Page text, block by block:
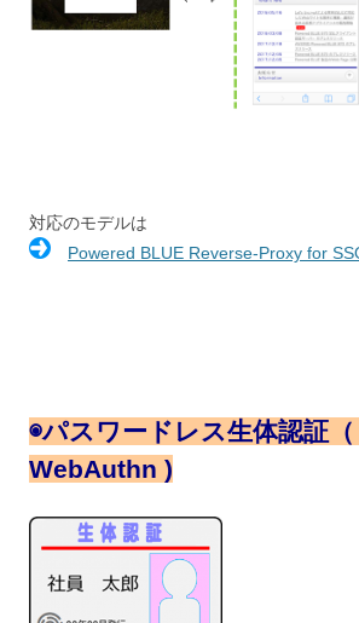
対応のモデルは
Powered BLUE Reverse-Proxy for
◉パスワードレス生体認証
WebAuthn )